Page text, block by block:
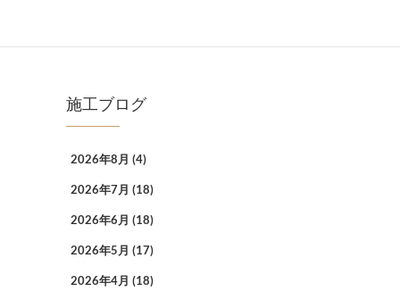
施工ブログ
2026年8月 (4)
2026年7月 (18)
2026年6月 (18)
2026年5月 (17)
2026年4月 (18)